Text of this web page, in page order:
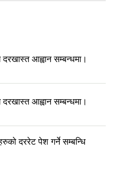
दरखास्त आह्वान सम्बन्धमा।
दरखास्त आह्वान सम्बन्धमा।
दररेट पेश गर्ने सम्बन्धि